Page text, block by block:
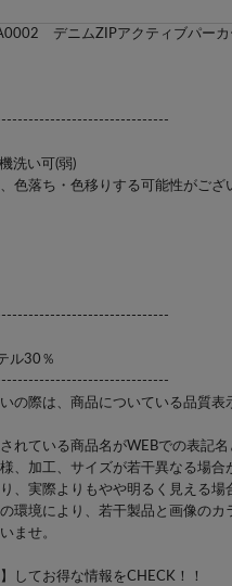
デニムZIPアクティブパーカ
洗い可(弱)
色落ち・色移りする可能性がござ
ル30％
の際は、商品についている品質表
れている商品名がWEBでの表記名
、加工、サイズが若干異なる場合
、実際よりもやや明るく見える場
環境により、若干製品と画像のカ
ませ。
してお得な情報をCHECK！！